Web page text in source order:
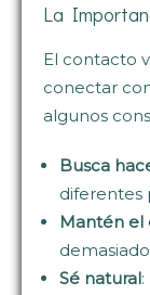
La
El contacto
conectar
algunos
Busca
diferentes
Mantén el
Sé natural